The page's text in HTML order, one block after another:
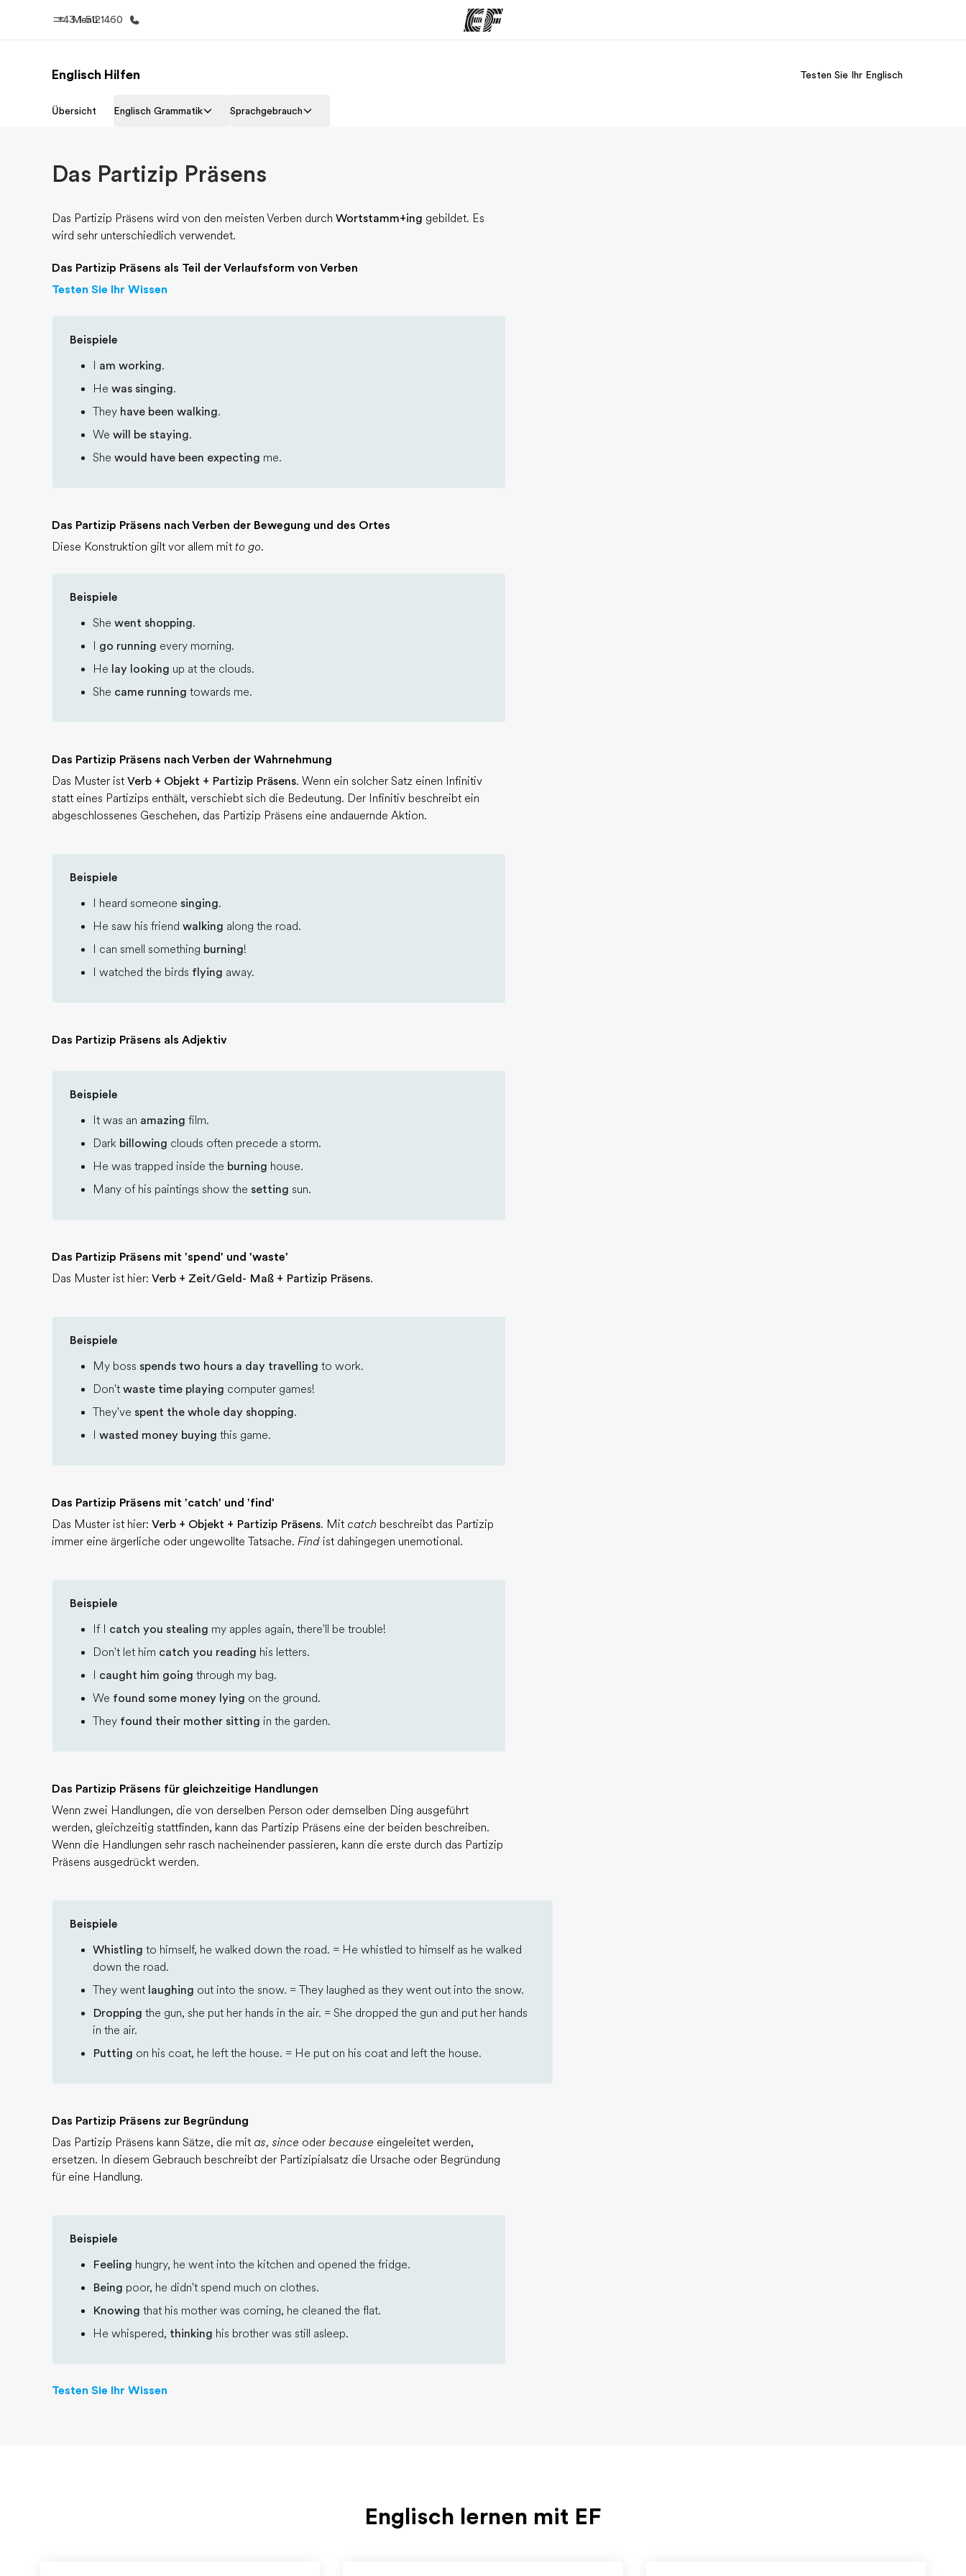
Menü
+43 1 5121460
Home Programme
Englisch Hilfen Testen Sie Ihr Englisch
Übersicht Englisch Grammatik Sprachgebrauch
Das Partizip Präsens
Das Partizip Präsens wird von den meisten Verben durch Wortstamm+ing gebildet. Es
wird sehr unterschiedlich verwendet.
Das Partizip Präsens als Teil der Verlaufsform von Verben
Testen Sie Ihr Wissen
Beispiele
am working.
He was singing.
They have been walking.
We will be staying.
She would have been expecting me.
Das Partizip Präsens nach Verben der Bewegung und des Ortes
Diese Konstruktion gilt vor allem mit to go.
Beispiele
She went shopping.
go running every morning.
He lay looking up at the clouds.
She came running towards me.
Das Partizip Präsens nach Verben der Wahrnehmung
Das Muster ist Verb + Objekt + Partizip Präsens. Wenn ein solcher Satz einen Infinitiv
statt eines Partizips enthält, verschiebt sich die Bedeutung. Der Infinitiv beschreibt ein
abgeschlossenes Geschehen, das Partizip Präsens eine andauernde Aktion.
Beispiele
I heard someone singing.
He saw his friend walking along the road.
I can smell something burning!
I watched the birds flying away.
Das Partizip Präsens als Adjektiv
Beispiele
It was an amazing film.
Dark billowing clouds often precede a storm.
He was trapped inside the burning house.
Many of his paintings show the setting sun.
Das Partizip Präsens mit 'spend' und 'waste'
Das Muster ist hier: Verb + Zeit/Geld- Maß + Partizip Präsens.
Beispiele
My boss spends two hours a day travelling to work.
Don't waste time playing computer games!
They've spent the whole day shopping.
wasted money buying this game.
Das Partizip Präsens mit 'catch' und 'find'
Das Muster ist hier: Verb + Objekt + Partizip Präsens. Mit catch beschreibt das Partizip
immer eine ärgerliche oder ungewollte Tatsache. Find ist dahingegen unemotional.
Beispiele
If I catch you stealing my apples again, there'll be trouble!
Don't let him catch you reading his letters.
caught him going through my bag.
We found some money lying on the ground.
They found their mother sitting in the garden.
Das Partizip Präsens für gleichzeitige Handlungen
Wenn zwei Handlungen, die von derselben Person oder demselben Ding ausgeführt
werden, gleichzeitig stattfinden, kann das Partizip Präsens eine der beiden beschreiben.
Wenn die Handlungen sehr rasch nacheinender passieren, kann die erste durch das Partizip
Präsens ausgedrückt werden.
Beispiele
Whistling to himself, he walked down the road. = He whistled to himself as he walked
down the road.
They went laughing out into the snow. = They laughed as they went out into the snow.
Dropping the gun, she put her hands in the air. = She dropped the gun and put her hands
in the air.
Putting on his coat, he left the house. = He put on his coat and left the house.
Das Partizip Präsens zur Begründung
Das Partizip Präsens kann Sätze, die mit as, since oder because eingeleitet werden,
ersetzen. In diesem Gebrauch beschreibt der Partizipialsatz die Ursache oder Begründung
für eine Handlung.
Beispiele
Feeling hungry, he went into the kitchen and opened the fridge.
Being poor, he didn't spend much on clothes.
Knowing that his mother was coming, he cleaned the flat.
He whispered, thinking his brother was still asleep.
Testen Sie Ihr Wissen
Englisch lernen mit EF